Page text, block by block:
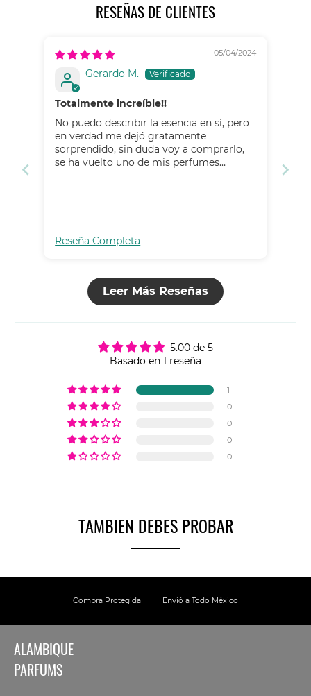
RESEÑAS DE CLIENTES
05/04/2024
Gerardo M.
Totalmente increíble!!
No puedo describir la esencia en sí, pero
en verdad me dejó gratamente
sorprendido, sin duda voy a comprarlo,
se ha vuelto uno de mis perfumes
Reseña Completa
Leer Más Reseñas
5.00 de 5
Basado en 1 reseña
1
0
0
0
0
TAMBIEN DEBES PROBAR
Compra Protegida Envió a Todo México
ALAMBIQUE
PARFUMS